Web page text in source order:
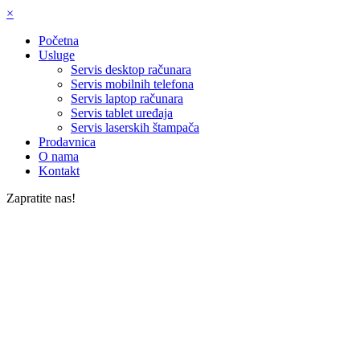
×
Početna
Usluge
Servis desktop računara
Servis mobilnih telefona
Servis laptop računara
Servis tablet uređaja
Servis laserskih štampača
Prodavnica
O nama
Kontakt
Zapratite nas!